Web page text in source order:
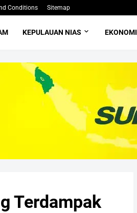
Conditions Sitemap
KEPULAUAN NIAS EKONOMI
Terdampak